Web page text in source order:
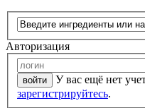
Авторизация
У вас ещё нет
зарегистрируйтесь.